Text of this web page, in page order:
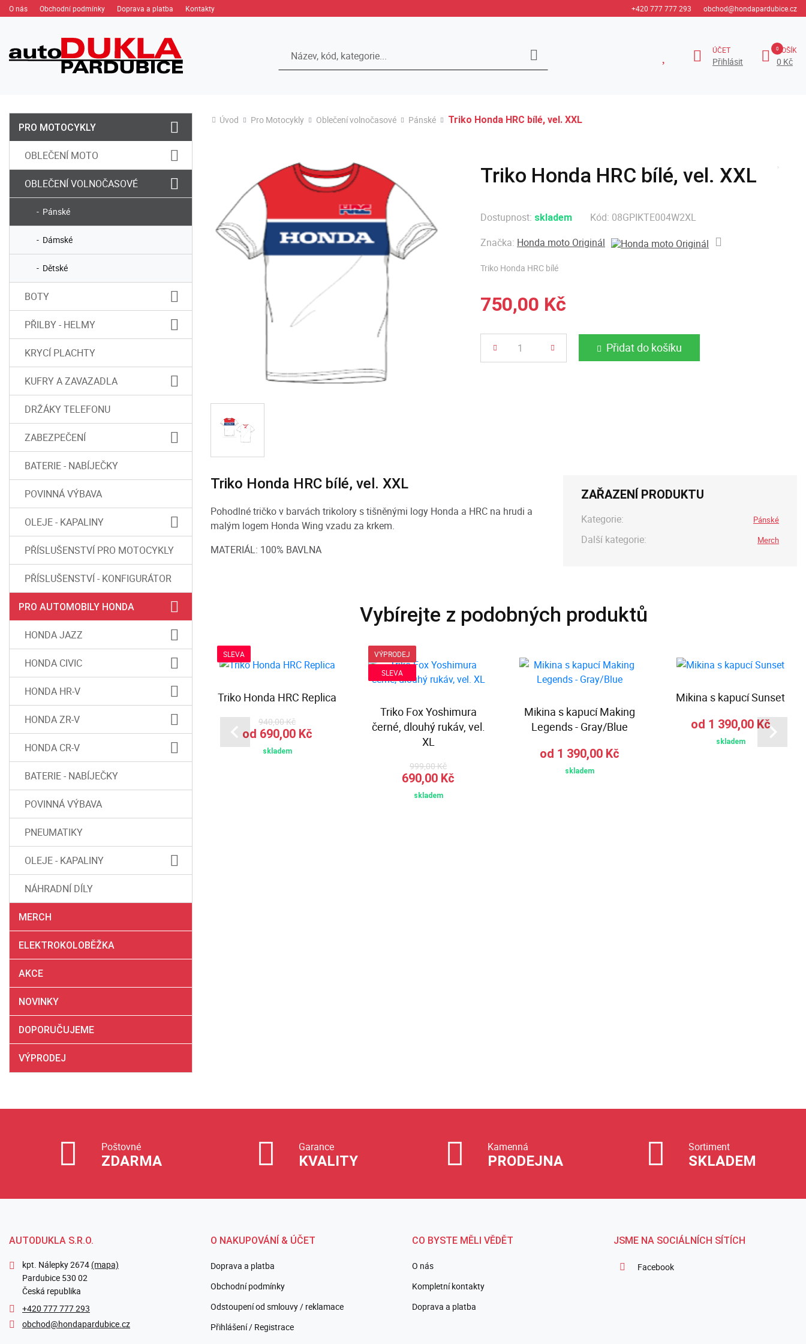
O nás Obchodní podmínky Doprava a platba Kontakty +420 777 777 293 obchod@hondapardubice.cz
ÚČET
Přihlásit
KOŠÍK
0 Kč
PRO MOTOCYKLY
OBLEČENÍ MOTO
OBLEČENÍ VOLNOČASOVÉ
Pánské
Dámské
Dětské
BOTY
PŘILBY - HELMY
KRYCÍ PLACHTY
KUFRY A ZAVAZADLA
DRŽÁKY TELEFONU
ZABEZPEČENÍ
BATERIE - NABÍJEČKY
POVINNÁ VÝBAVA
OLEJE - KAPALINY
PŘÍSLUŠENSTVÍ PRO MOTOCYKLY
PŘÍSLUŠENSTVÍ - KONFIGURÁTOR
PRO AUTOMOBILY HONDA
HONDA JAZZ
HONDA CIVIC
HONDA HR-V
HONDA ZR-V
HONDA CR-V
BATERIE - NABÍJEČKY
POVINNÁ VÝBAVA
PNEUMATIKY
OLEJE - KAPALINY
NÁHRADNÍ DÍLY
MERCH
ELEKTROKOLOBĚŽKA
AKCE
NOVINKY
DOPORUČUJEME
VÝPRODEJ
Úvod Pro Motocykly Oblečení volnočasové Pánské Triko Honda HRC bílé, vel. XXL
Triko Honda HRC bílé, vel. XXL
Dostupnost: skladem Kód: 08GPIKTE004W2XL
Značka: Honda moto Originál
Triko Honda HRC bílé
750,00 Kč
Počet Přidat do košíku
Triko Honda HRC bílé, vel. XXL
Pohodlné tričko v barvách trikolory s tišněnými logy Honda a HRC na hrudi a
malým logem Honda Wing vzadu za krkem.
MATERIÁL: 100% BAVLNA
ZAŘAZENÍ PRODUKTU
Kategorie: Pánské
Další kategorie: Merch
Vybírejte z podobných produktů
Mikina s kapucí Elsinore
SLEVA
Triko Honda HRC Replica
940,00 Kč
od 690,00 Kč
skladem
VÝPRODEJ
SLEVA
Triko Fox Yoshimura
černé, dlouhý rukáv, vel.
XL
999,00 Kč
690,00 Kč
skladem
Mikina s kapucí Making
Legends - Gray/Blue
od 1 390,00 Kč
skladem
Mikina s kapucí Sunset
od 1 390,00 Kč
skladem
Poštovné
ZDARMA
Garance
KVALITY
Kamenná
PRODEJNA
Sortiment
SKLADEM
AUTODUKLA S.R.O.
kpt. Nálepky 2674 (mapa)
Pardubice 530 02
Česká republika
+420 777 777 293
obchod@hondapardubice.cz
O NAKUPOVÁNÍ & ÚČET
Doprava a platba
Obchodní podmínky
Odstoupení od smlouvy / reklamace
Přihlášení / Registrace
CO BYSTE MĚLI VĚDĚT
O nás
Kompletní kontakty
Doprava a platba
JSME NA SOCIÁLNÍCH SÍTÍCH
Facebook